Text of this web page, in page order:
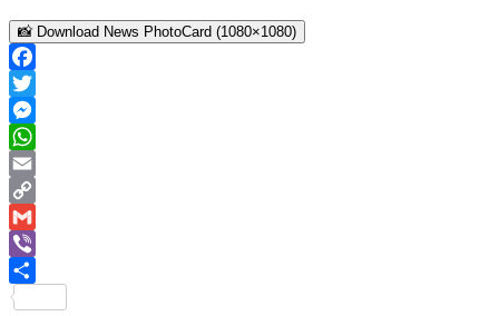
📸 Download News PhotoCard (1080×1080)
Facebook
Twitter
Messenger
WhatsApp
Email
Copy
Link
Gmail
Viber